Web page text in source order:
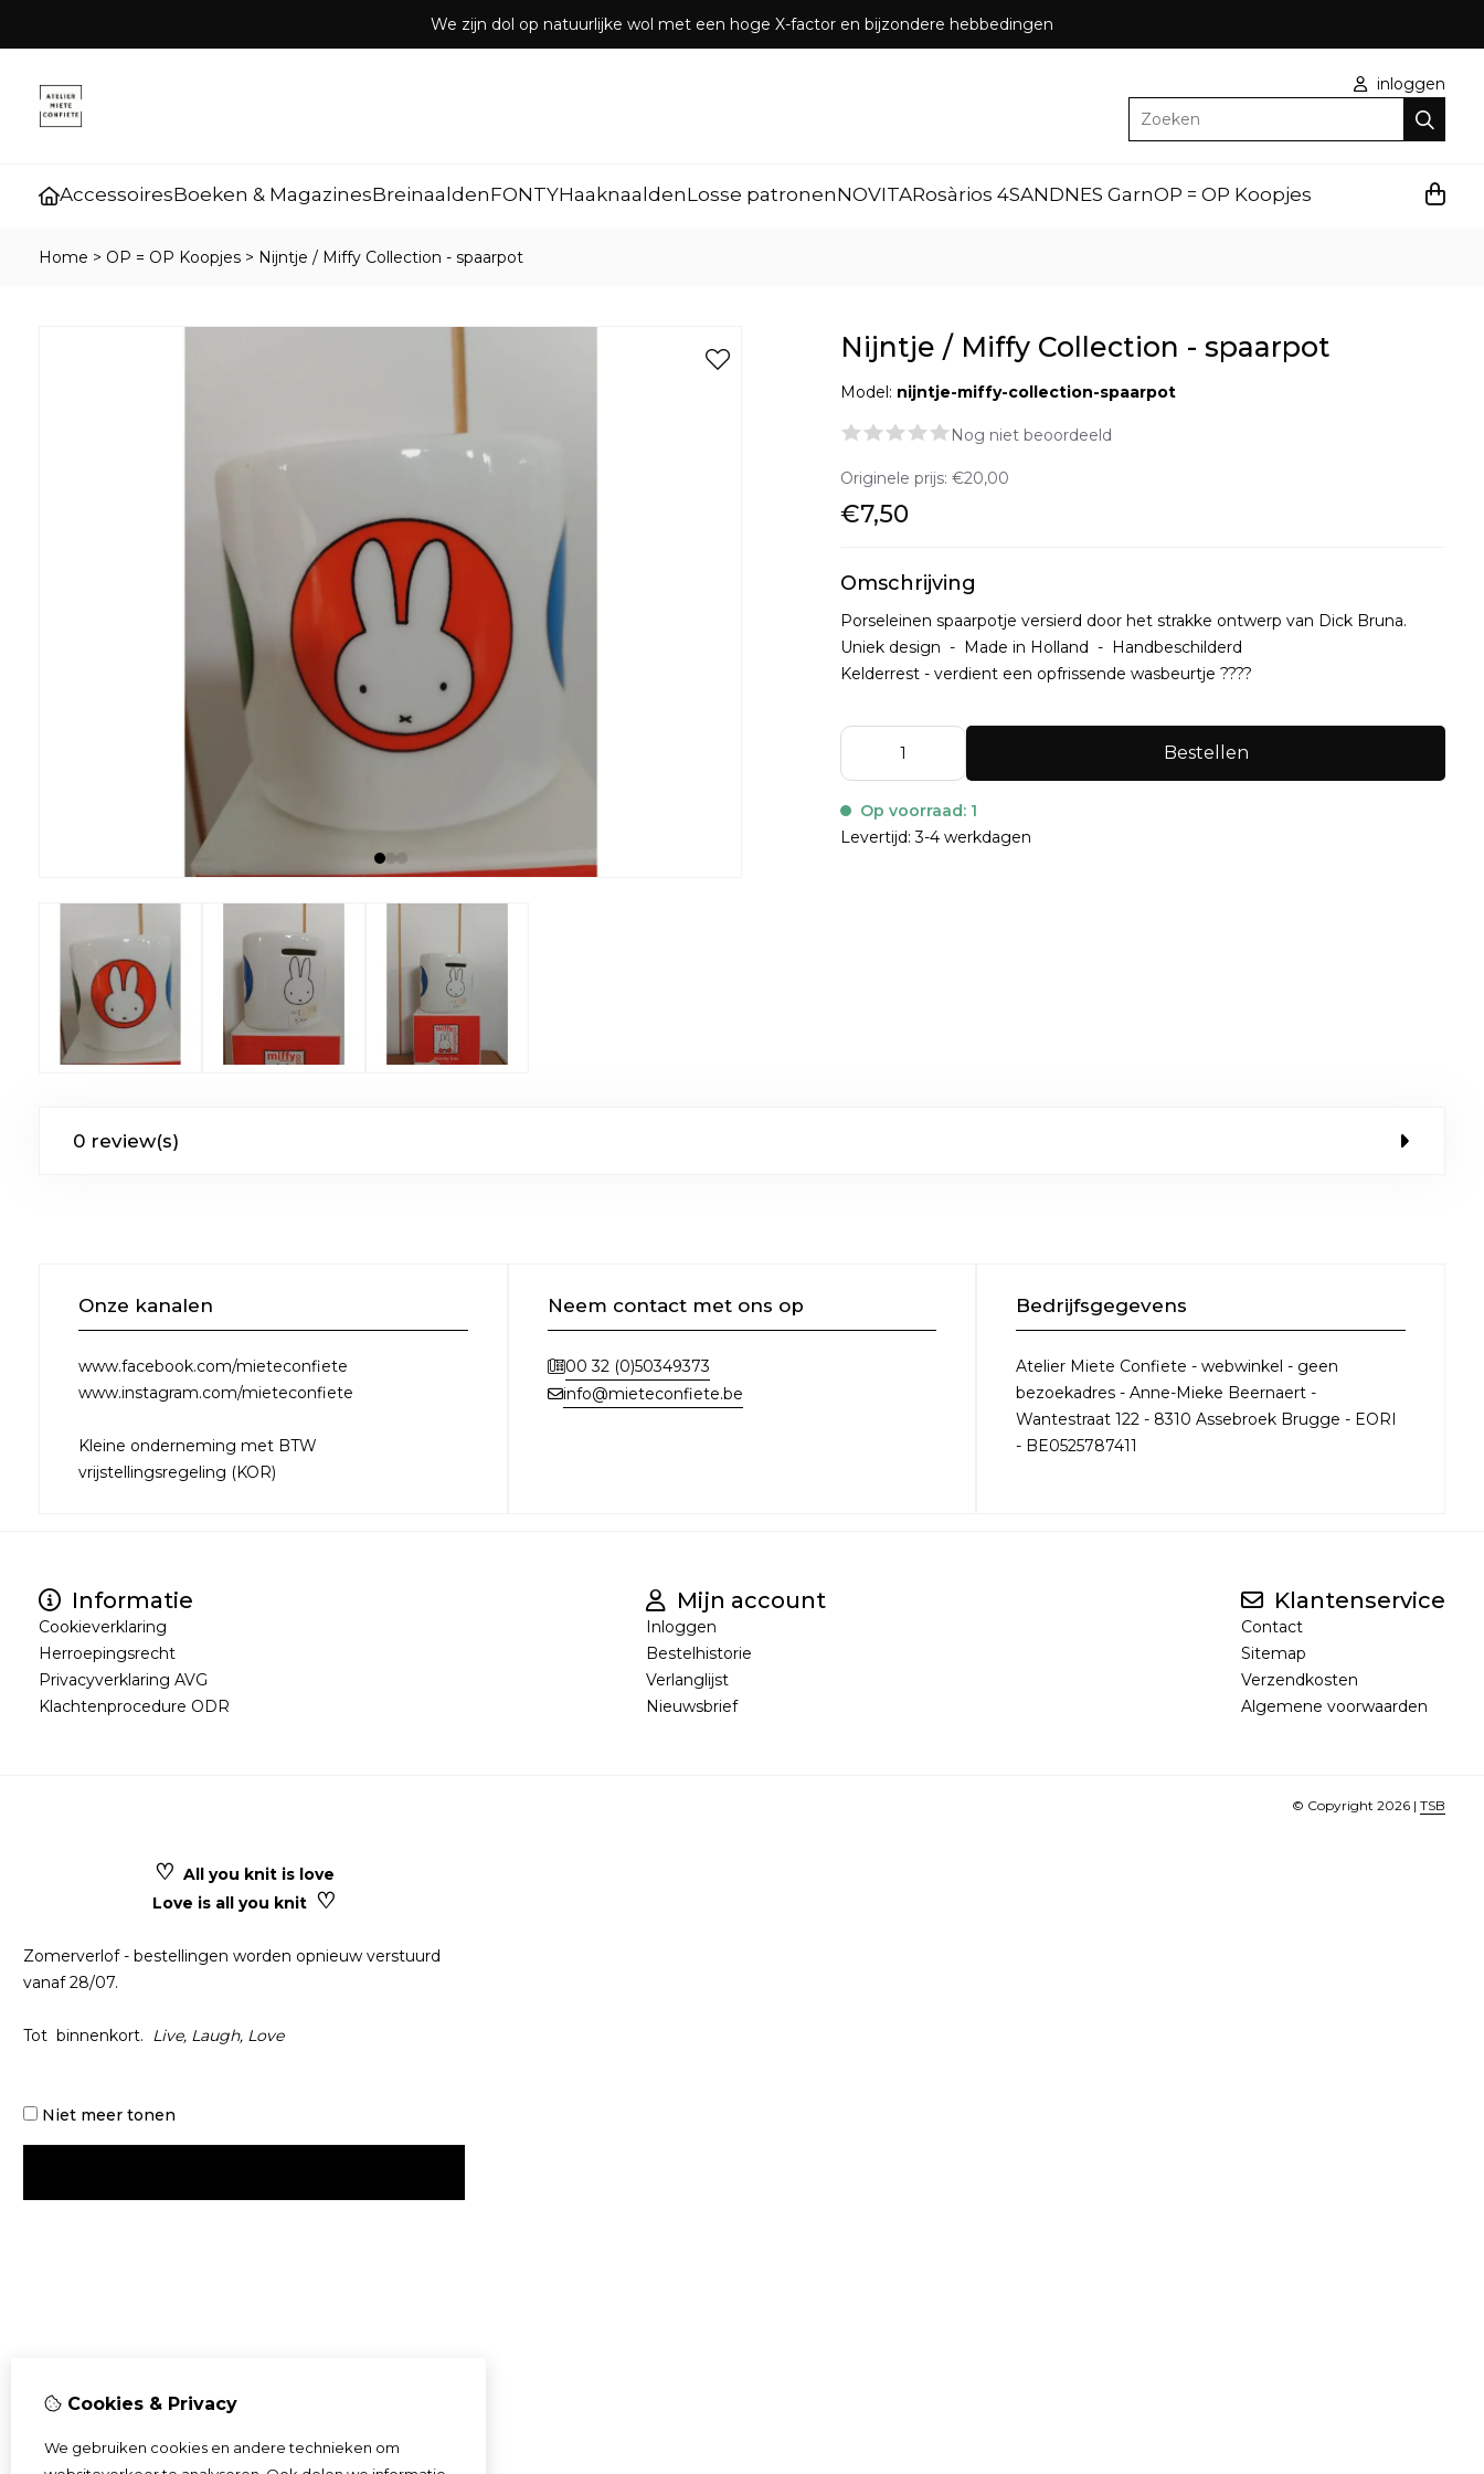
We zijn dol op natuurlijke wol met een hoge X-factor en bijzondere hebbedingen
inloggen
Zoeken
AccessoiresBoeken & MagazinesBreinaaldenFONTYHaaknaaldenLosse patronenNOVITARosàrios 4SANDNES GarnOP = OP Koopjes
Home > OP = OP Koopjes > Nijntje / Miffy Collection - spaarpot
Nijntje / Miffy Collection - spaarpot
Model: nijntje-miffy-collection-spaarpot
Nog niet beoordeeld
Originele prijs:€20,00
€7,50
Omschrijving
Porseleinen spaarpotje versierd door het strakke ontwerp van Dick Bruna.
Uniek design - Made in Holland - Handbeschilderd
Kelderrest - verdient een opfrissende wasbeurtje ????
Bestellen
Op voorraad: 1
Levertijd: 3-4 werkdagen
0 review(s)
Onze kanalen
www.facebook.com/mieteconfiete
www.instagram.com/mieteconfiete
Kleine onderneming met BTW
vrijstellingsregeling (KOR)
Neem contact met ons op
00 32 (0)50349373
info@mieteconfiete.be
Bedrijfsgegevens
Atelier Miete Confiete - webwinkel - geen
bezoekadres - Anne-Mieke Beernaert -
Wantestraat 122 - 8310 Assebroek Brugge - EORI
- BE0525787411
Informatie
Cookieverklaring
Herroepingsrecht
Privacyverklaring AVG
Klachtenprocedure ODR
Mijn account
Inloggen
Bestelhistorie
Verlanglijst
Nieuwsbrief
Klantenservice
Contact
Sitemap
Verzendkosten
Algemene voorwaarden
© Copyright 2026 | TSB
Cookies & Privacy
We gebruiken cookies en andere technieken om
♡ All you knit is love
Love is all you knit ♡
Zomerverlof - bestellingen worden opnieuw verstuurd
vanaf 28/07.
Tot binnenkort. Live, Laugh, Love
Niet meer tonen